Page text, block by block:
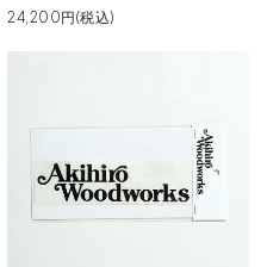
24,200円(税込)